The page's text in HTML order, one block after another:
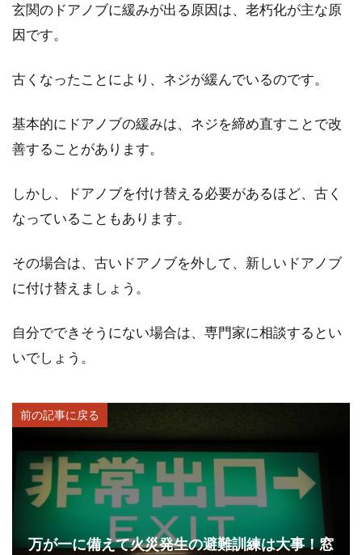
玄関のドアノブに緩みが出る原因は、老朽化が主な原
因です。
古くなったことにより、ネジが緩んでいるのです。
基本的にドアノブの緩みは、ネジを締め直すことで改
善することがあります。
しかし、ドアノブを付け替える必要があるほど、古く
なっていることもあります。
その場合は、古いドアノブを外して、新しいドアノブ
に付け替えましょう。
自分でできそうにない場合は、専門家に相談するとい
いでしょう。
前の記事に戻る
万が一に備えて火災発生の避難訓練は大事！窓